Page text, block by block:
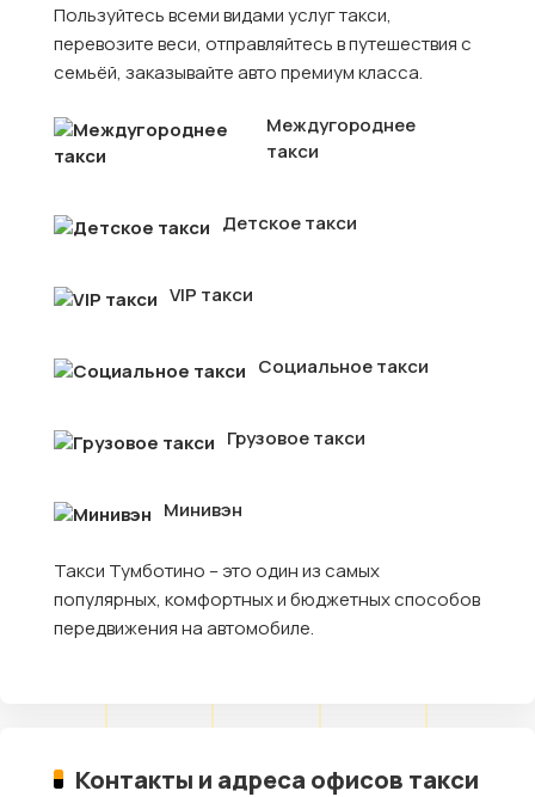
Пользуйтесь всеми видами услуг такси,
перевозите веси, отправляйтесь в путешествия с
семьёй, заказывайте авто премиум класса.
Междугороднее
такси
Детское такси
VIP такси
Социальное такси
Грузовое такси
Минивэн
Такси Тумботино – это один из самых
популярных, комфортных и бюджетных способов
передвижения на автомобиле.
Контакты и адреса офисов такси